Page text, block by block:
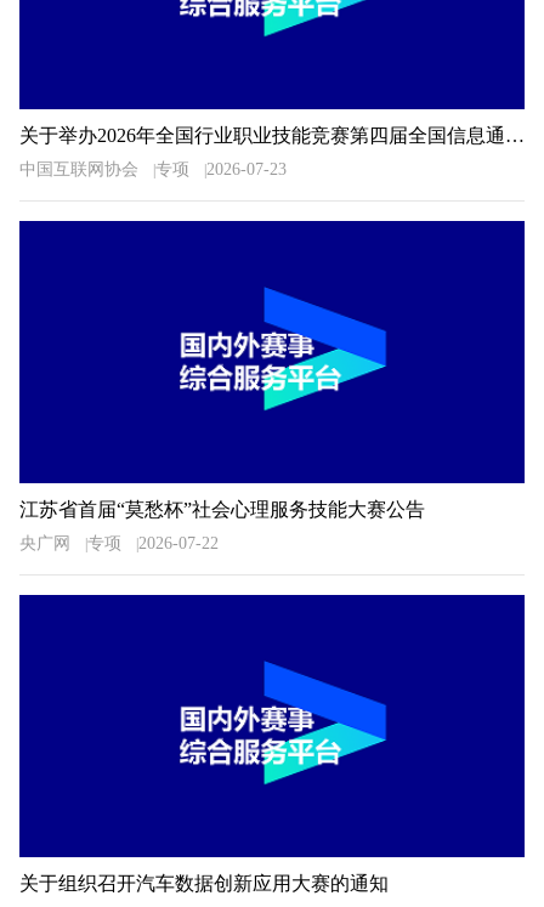
关于举办2026年全国行业职业技能竞赛第四届全国信息通信和互联网行业职业技能竞赛的通知
中国互联网协会 专项 2026-07-23
江苏省首届“莫愁杯”社会心理服务技能大赛公告
央广网 专项 2026-07-22
关于组织召开汽车数据创新应用大赛的通知